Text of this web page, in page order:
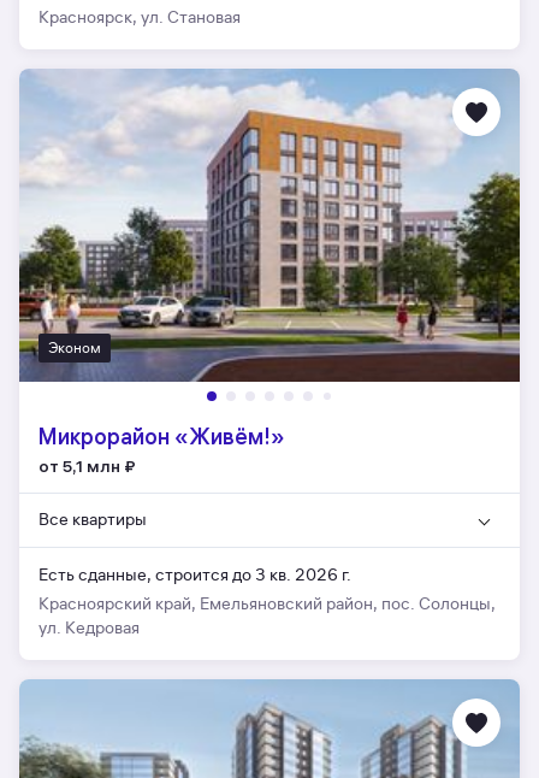
Красноярск, ул. Становая
Эконом
Микрорайон «Живём!»
от 5,1 млн ₽
Все квартиры
Есть сданные, строится до 3 кв. 2026 г.
Красноярский край, Емельяновский район, пос. Солонцы,
ул. Кедровая